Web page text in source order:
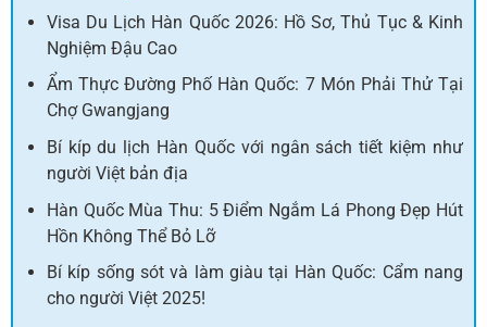
Visa Du Lịch Hàn Quốc 2026: Hồ Sơ, Thủ Tục & Kinh
Nghiệm Đậu Cao
Ẩm Thực Đường Phố Hàn Quốc: 7 Món Phải Thử Tại
Chợ Gwangjang
Bí kíp du lịch Hàn Quốc với ngân sách tiết kiệm như
người Việt bản địa
Hàn Quốc Mùa Thu: 5 Điểm Ngắm Lá Phong Đẹp Hút
Hồn Không Thể Bỏ Lỡ
Bí kíp sống sót và làm giàu tại Hàn Quốc: Cẩm nang
cho người Việt 2025!